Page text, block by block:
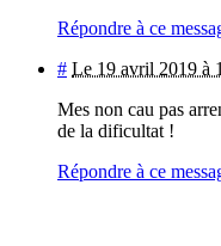
Répondre à ce
# Le 19 avril 2019 à
Mes non cau pas
de la dificultat !
Répondre à ce